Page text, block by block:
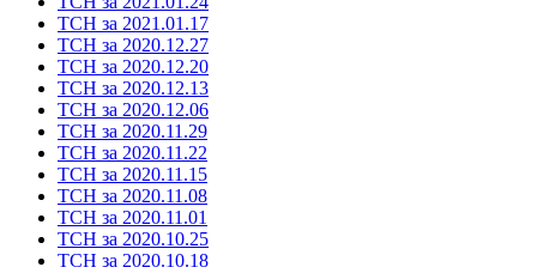
ТСН за 2021.01.17
ТСН за 2020.12.27
ТСН за 2020.12.20
ТСН за 2020.12.13
ТСН за 2020.12.06
ТСН за 2020.11.29
ТСН за 2020.11.22
ТСН за 2020.11.15
ТСН за 2020.11.08
ТСН за 2020.11.01
ТСН за 2020.10.25
ТСН за 2020.10.18